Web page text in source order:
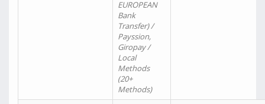
EUROPEAN
Bank
Transfer) /
Payssion,
Giropay /
Local
Methods
(20+
Methods)